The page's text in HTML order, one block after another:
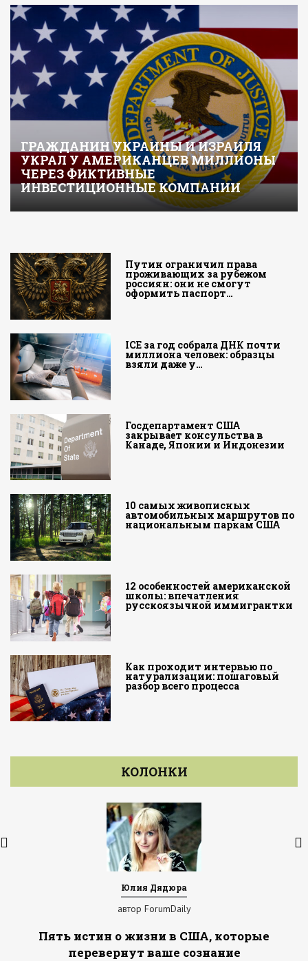
ГРАЖДАНИН УКРАИНЫ И ИЗРАИЛЯ
УКРАЛ У АМЕРИКАНЦЕВ МИЛЛИОНЫ
ЧЕРЕЗ ФИКТИВНЫЕ
ИНВЕСТИЦИОННЫЕ КОМПАНИИ
Путин ограничил права
проживающих за рубежом
россиян: они не смогут
оформить паспорт…
ICE за год собрала ДНК почти
миллиона человек: образцы
взяли даже у…
Госдепартамент США
закрывает консульства в
Канаде, Японии и Индонезии
10 самых живописных
автомобильных маршрутов по
национальным паркам США
12 особенностей американской
школы: впечатления
русскоязычной иммигрантки
Как проходит интервью по
натурализации: пошаговый
разбор всего процесса
КОЛОНКИ
Юлия Дядюра
автор ForumDaily
Пять истин о жизни в США, которые
перевернут ваше сознание